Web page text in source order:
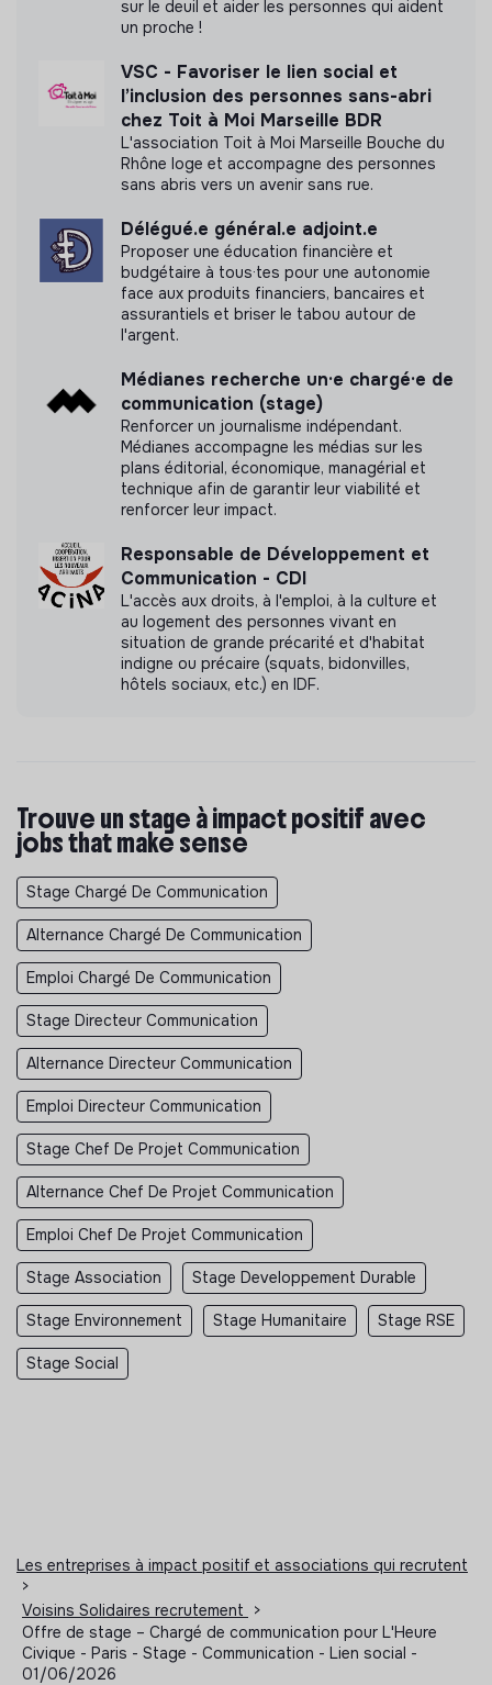
Goût pour le travail en équipe ;
d'action publique locale.
Vous êtes à l'aise avec plusieurs des outils suivants :
Suite Adobe ;
LinkedIn ;
WordPress ;
Notion ;
Google Workspace.
Une première expérience en communication,
événementiel ou gestion de projet constitue un atout.
Ce que ce stage vous apportera :
Une expérience professionnalisante au sein d'une
structure en forte dynamique de développement ;
Une vision 360 des métiers de la communication ;
Une montée en compétences en gestion de projet
et coordination d'acteurs ;
Des interactions régulières avec des élus,
collectivités territoriales, journalistes et
partenaires associatifs ;
Un environnement de travail collaboratif favorisant
l'apprentissage.
Lieu : 32 rue Rennequin, 75017 Paris
Télétravail partiel possible
sur le deuil et aider les personnes qui aident
un proche !
VSC - Favoriser le lien social et
l’inclusion des personnes sans-abri
chez Toit à Moi Marseille BDR
L'association Toit à Moi Marseille Bouche du
Rhône loge et accompagne des personnes
sans abris vers un avenir sans rue.
Délégué.e général.e adjoint.e
Proposer une éducation financière et
budgétaire à tous·tes pour une autonomie
face aux produits financiers, bancaires et
assurantiels et briser le tabou autour de
l'argent.
Médianes recherche un·e chargé·e de
communication (stage)
Renforcer un journalisme indépendant.
Médianes accompagne les médias sur les
plans éditorial, économique, managérial et
technique afin de garantir leur viabilité et
renforcer leur impact.
Responsable de Développement et
Communication - CDI
L'accès aux droits, à l'emploi, à la culture et
au logement des personnes vivant en
situation de grande précarité et d'habitat
indigne ou précaire (squats, bidonvilles,
hôtels sociaux, etc.) en IDF.
Trouve un stage à impact positif avec
jobs that make sense
Stage Chargé De Communication
Alternance Chargé De Communication
Emploi Chargé De Communication
Stage Directeur Communication
Alternance Directeur Communication
Emploi Directeur Communication
Stage Chef De Projet Communication
Alternance Chef De Projet Communication
Emploi Chef De Projet Communication
Stage Association Stage Developpement Durable
Stage Environnement Stage Humanitaire Stage RSE
Stage Social
Les entreprises à impact positif et associations qui recrutent
>
Voisins Solidaires recrutement
>
Offre de stage – Chargé de communication pour L'Heure
Civique - Paris - Stage - Communication - Lien social -
01/06/2026